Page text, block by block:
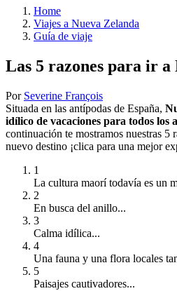
Home
Viajes a Nueva Zelanda
Guía de viaje
Las 5 razones para ir a
Por Severine François
Situada en las antípodas de España,
idílico de vacaciones para todos los
continuación te mostramos nuestras 5
nuevo destino ¡clica para una mejor
1
La cultura maorí todavía es un
2
En busca del anillo...
3
Calma idílica...
4
Una fauna y una flora locales
5
Paisajes cautivadores...